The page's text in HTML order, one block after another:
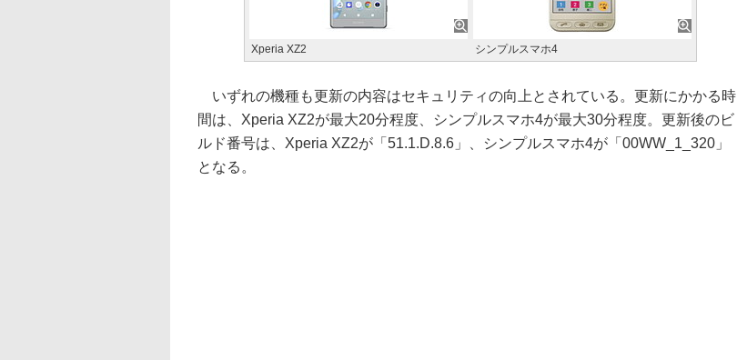
Xperia XZ2 シンプルスマホ4
いずれの機種も更新の内容はセキュリティの向上とされている。更新にかかる時
間は、Xperia XZ2が最大20分程度、シンプルスマホ4が最大30分程度。更新後のビ
ルド番号は、Xperia XZ2が「51.1.D.8.6」、シンプルスマホ4が「00WW_1_320」
となる。